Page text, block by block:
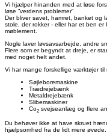
Vi hjælper hinanden med at løse
løse ”verdens problemer”
Der bliver savet, hamret, banket og
stole, der rokker - eller har et ben
møblement.
Nogle laver løvsavsarbejde, andre
Flere som er begyndt at dreje, er
med noget helt andet.
Vi har mange forskellige værktøjer
Søjleboremaskine
Trædrejebænk
Metaldrejebænk
Slibemaskiner
Co2 svejseanlæg og flere
Du behøver ikke at have skruet
hjælpsomhed fra de lidt mere øvede.